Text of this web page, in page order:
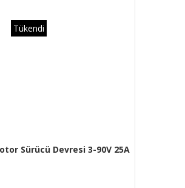
Tükendi
Sürücü Devresi 3-90V 25A